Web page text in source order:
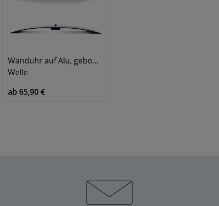
Wanduhr auf Alu, gebogen
Welle
ab 65,90 €